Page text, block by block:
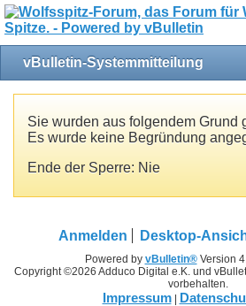
vBulletin-Systemmitteilung
Sie wurden aus folgendem Grund
Es wurde keine Begründung
Ende der Sperre: Nie
Anmelden Desktop-
Powered by vBulletin®Version
Copyright ©2026 Adduco Digital e.K. und
vorbehalten.
Impressum|